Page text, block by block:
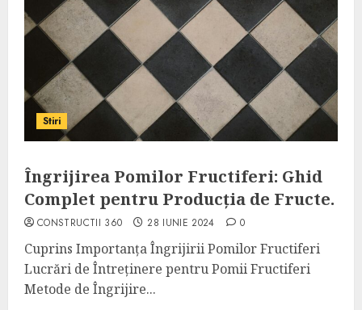
Stiri
Îngrijirea Pomilor Fructiferi: Ghid
Complet pentru Producția de Fructe.
CONSTRUCTII 360 28 IUNIE 2024 0
Cuprins Importanța Îngrijirii Pomilor Fructiferi
Lucrări de Întreținere pentru Pomii Fructiferi
Metode de Îngrijire...